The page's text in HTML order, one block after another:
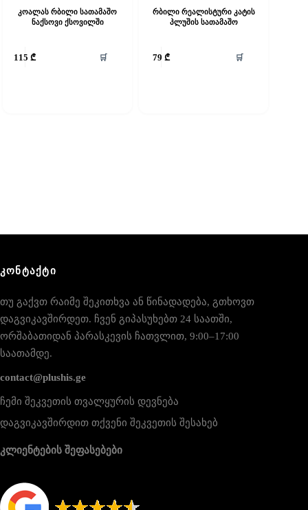
კოალას რბილი სათამაშო
ნაქსოვი ქსოვილში
115₾ 🛒
რბილი რეალისტური კატის
პლუშის სათამაშო
79 ₾ 🛒
ᲙᲝᲜᲢᲐᲥᲢᲘ
თუ გაქვთ რაიმე შეკითხვა ან წინადადება, გთხოვთ
დაგვიკავშირდეთ. ჩვენ გიპასუხებთ 24 საათში,
ორშაბათიდან პარასკევის ჩათვლით, 9:00–17:00
საათამდე.
contact@plushis.ge
ჩემი შეკვეთის თვალყურის დევნება
დაგვიკავშირდით თქვენი შეკვეთის შესახებ
კლიენტების შეფასებები